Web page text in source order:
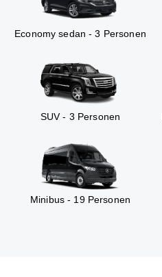
Economy sedan - 3 Personen
SUV - 3 Personen
Minibus - 19 Personen